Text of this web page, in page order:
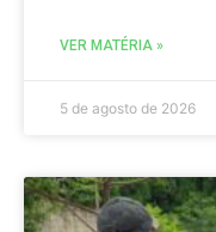
VER MATÉRIA »
5 de agosto de 2026